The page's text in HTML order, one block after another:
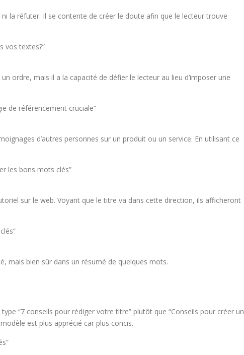
la réfuter. Il se contente de créer le doute afin que le lecteur trouve
vos textes?”
ordre, mais il a la capacité de défier le lecteur au lieu d’imposer une
de référencement cruciale”
d’autres personnes sur un produit ou un service. En utilisant ce
les bons mots clés”
sur le web. Voyant que le titre va dans cette direction, ils afficheront
mais bien sûr dans un résumé de quelques mots.
“7 conseils pour rédiger votre titre” plutôt que “Conseils pour créer un
est plus apprécié car plus concis.